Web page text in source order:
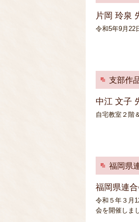
片岡 玲泉
令和5年9月22
支部作
中江 文子
自宅教室２階
福岡県
福岡県連
令和５年３月
会を開催しま